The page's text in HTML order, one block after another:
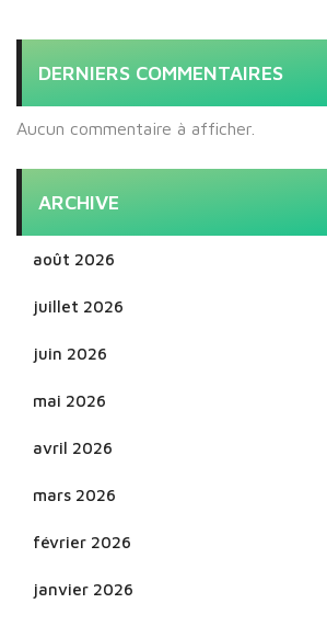
DERNIERS COMMENTAIRES
Aucun commentaire à afficher.
ARCHIVE
août 2026
juillet 2026
juin 2026
mai 2026
avril 2026
mars 2026
février 2026
janvier 2026